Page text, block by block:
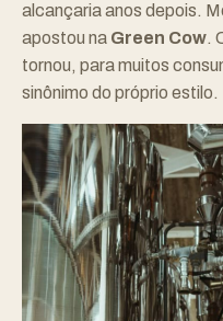
alcançaria anos depois.
apostou na Green Cow.
tornou, para muitos
sinônimo do próprio estilo.